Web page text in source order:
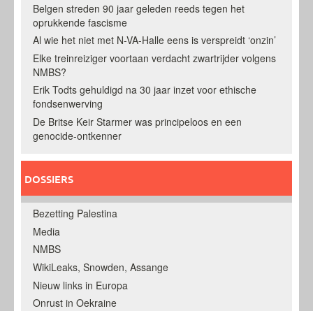
Belgen streden 90 jaar geleden reeds tegen het
oprukkende fascisme
Al wie het niet met N-VA-Halle eens is verspreidt ‘onzin’
Elke treinreiziger voortaan verdacht zwartrijder volgens
NMBS?
Erik Todts gehuldigd na 30 jaar inzet voor ethische
fondsenwerving
De Britse Keir Starmer was principeloos en een
genocide-ontkenner
DOSSIERS
Bezetting Palestina
Media
NMBS
WikiLeaks, Snowden, Assange
Nieuw links in Europa
Onrust in Oekraine